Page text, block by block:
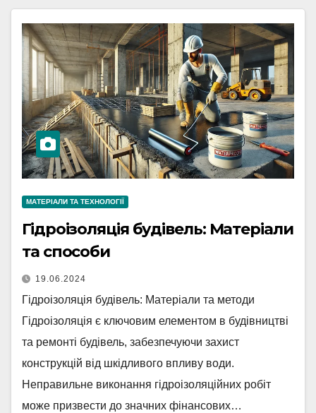
МАТЕРІАЛИ ТА ТЕХНОЛОГІЇ
Гідроізоляція будівель: Матеріали
та способи
19.06.2024
Гідроізоляція будівель: Матеріали та методи
Гідроізоляція є ключовим елементом в будівництві
та ремонті будівель, забезпечуючи захист
конструкцій від шкідливого впливу води.
Неправильне виконання гідроізоляційних робіт
може призвести до значних фінансових…